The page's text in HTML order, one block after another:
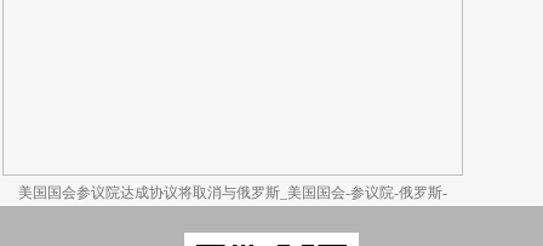
美国国会参议院达成协议将取消与俄罗斯_美国国会-参议院-俄罗斯-